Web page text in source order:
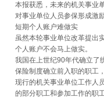
本报获悉，未来的机关事业
对事业单位人员参保形成激励
短期个人账户难做实
虽然本轮事业单位改革提出
个人账户不会马上做实。
我国在上世纪90年代确立了
保险制度确立前入职的职工
现行的机关事业单位工作人
的部分职工和参加工作的职